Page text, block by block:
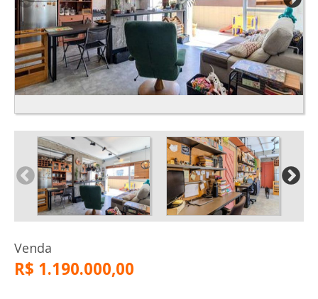
Venda
R$ 1.190.000,00